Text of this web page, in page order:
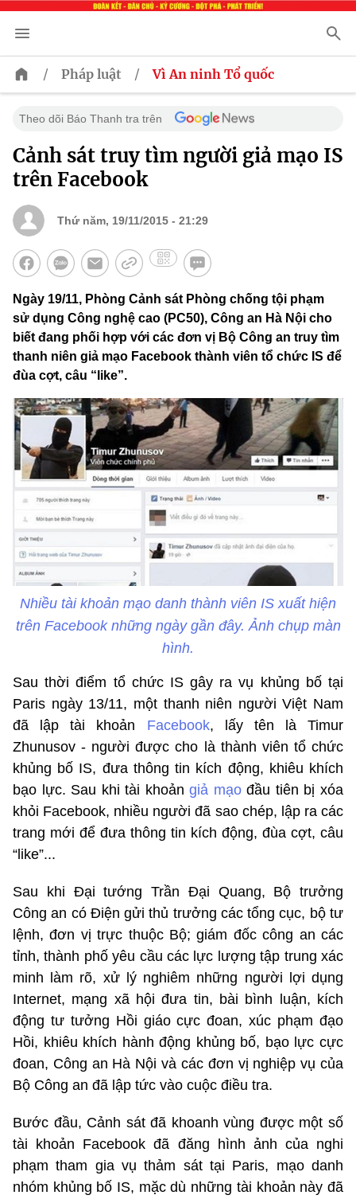
/ Pháp luật / Vì An ninh Tổ quốc
Theo dõi Báo Thanh tra trên
Cảnh sát truy tìm người giả mạo IS
trên Facebook
Thứ năm, 19/11/2015 - 21:29
Ngày 19/11, Phòng Cảnh sát Phòng chống tội phạm
sử dụng Công nghệ cao (PC50), Công an Hà Nội cho
biết đang phối hợp với các đơn vị Bộ Công an truy tìm
thanh niên giả mạo Facebook thành viên tổ chức IS để
đùa cợt, câu “like”.
Nhiều tài khoản mạo danh thành viên IS xuất hiện
trên Facebook những ngày gần đây. Ảnh chụp màn
hình.
Sau thời điểm tổ chức IS gây ra vụ khủng bố tại
Paris ngày 13/11, một thanh niên người Việt Nam
đã lập tài khoản Facebook, lấy tên là Timur
Zhunusov - người được cho là thành viên tổ chức
khủng bố IS, đưa thông tin kích động, khiêu khích
bạo lực. Sau khi tài khoản giả mạođầu tiên bị xóa
khỏi Facebook, nhiều người đã sao chép, lập ra các
trang mới để đưa thông tin kích động, đùa cợt, câu
“like”...
Sau khi Đại tướng Trần Đại Quang, Bộ trưởng
Công an có Điện gửi thủ trưởng các tổng cục, bộ tư
lệnh, đơn vị trực thuộc Bộ; giám đốc công an các
tỉnh, thành phố yêu cầu các lực lượng tập trung xác
minh làm rõ, xử lý nghiêm những người lợi dụng
Internet, mạng xã hội đưa tin, bài bình luận, kích
động tư tưởng Hồi giáo cực đoan, xúc phạm đạo
Hồi, khiêu khích hành động khủng bố, bạo lực cực
đoan, Công an Hà Nội và các đơn vị nghiệp vụ của
Bộ Công an đã lập tức vào cuộc điều tra.
Bước đầu, Cảnh sát đã khoanh vùng được một số
tài khoản Facebook đã đăng hình ảnh của nghi
phạm tham gia vụ thảm sát tại Paris, mạo danh
nhóm khủng bố IS, mặc dù những tài khoản này đã